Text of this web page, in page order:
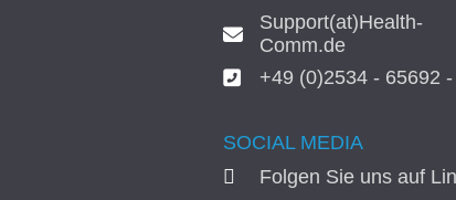
Support(at)Health-
Comm.de
+49 (0)2534 - 65692
SOCIAL MEDIA
Folgen Sie uns auf